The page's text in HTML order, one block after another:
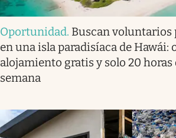
Oportunidad. Buscan voluntarios
en una isla paradisíaca de Hawái:
alojamiento gratis y solo 20 horas
semana